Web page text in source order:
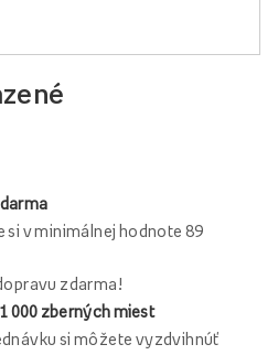
si v minimálnej hodnote 89
zdarma!
000 zberných miest
si môžete vyzdvihnúť